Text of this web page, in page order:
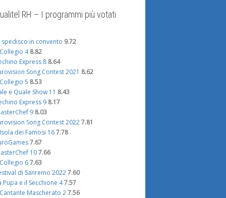
RH – I programmi più votati
spedisco in convento 9.72
4 8.82
Express 8 8.64
Song Contest 2021 8.62
5 8.53
e Quale Show 11 8.43
Express 9 8.17
9 8.03
Song Contest 2022 7.81
dei Famosi 16 7.78
7.67
10 7.66
6 7.63
di Sanremo 2022 7.60
Pupa e il Secchione 47.57
Mascherato 2 7.56